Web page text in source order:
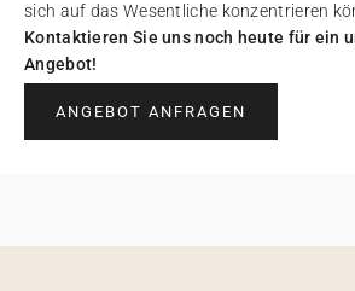
sich auf das Wesentliche konzentrieren
Kontaktieren Sie uns noch heute für ein
Angebot!
ANGEBOT ANFRAGEN